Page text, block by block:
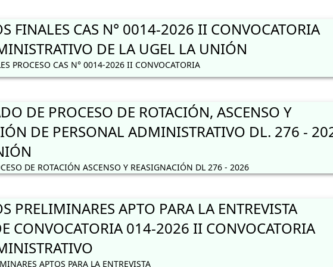
FINALES CAS N° 0014-2026 II CONVOCATORIA
DE LA UGEL LA UNIÓN
PROCESO CAS N° 0014-2026 II CONVOCATORIA
DE PROCESO DE ROTACIÓN, ASCENSO Y
DE PERSONAL ADMINISTRATIVO DL. 276 -
DE ROTACIÓN ASCENSO Y REASIGNACIÓN DL 276 - 2026
PRELIMINARES APTO PARA LA ENTREVISTA
CONVOCATORIA 014-2026 II CONVOCATORIA
APTOS PARA LA ENTREVISTA